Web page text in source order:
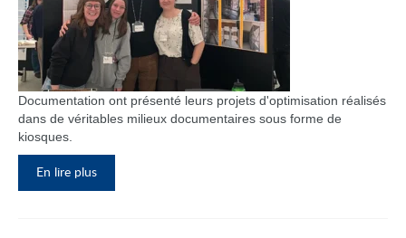
Documentation ont présenté leurs projets d'optimisation réalisés
dans de véritables milieux documentaires sous forme de
kiosques.
En lire plus